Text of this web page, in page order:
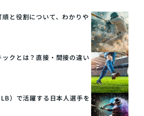
と役割について、わかりや
クとは？直接・間接の違い
）で活躍する日本人選手を